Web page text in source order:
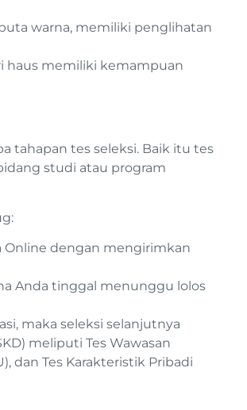
warna, memiliki penglihatan
haus memiliki kemampuan
tahapan tes seleksi. Baik itu tes
studi atau program
Online dengan mengirimkan
Anda tinggal menunggu lolos
maka seleksi selanjutnya
meliputi Tes Wawasan
dan Tes Karakteristik Pribadi